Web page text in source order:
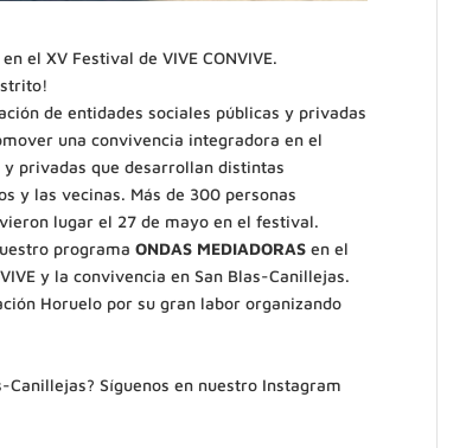
el XV Festival de VIVE CONVIVE.
de entidades sociales públicas y privadas
una convivencia integradora en el
privadas que desarrollan distintas
y las vecinas. Más de 300 personas
lugar el 27 de mayo en el festival.
programaONDAS MEDIADORAS en el
y la convivencia en San Blas-Canillejas.
Horuelo por su gran labor organizando
Síguenos en nuestro Instagram